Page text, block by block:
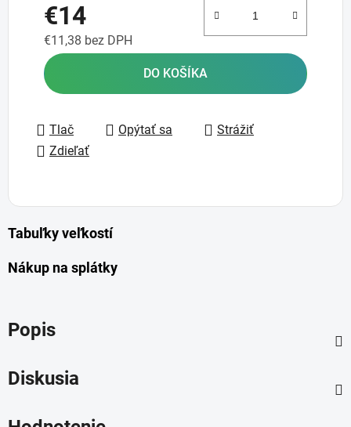
€14
€11,38 bez DPH
Jednotková cena:
DO KOŠÍKA
Tlač Opýtať sa
Strážiť
Zdieľať
Tabuľky veľkostí
Nákup na splátky
Popis
Diskusia